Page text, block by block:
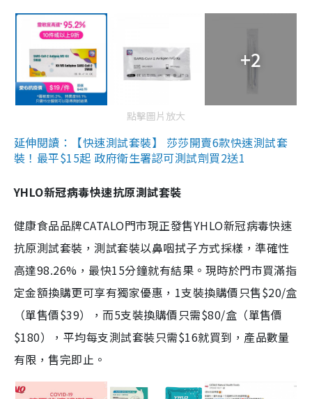
+2
點擊圖片放大
延伸閱讀：【快速測試套裝】 莎莎開賣6款快速測試套
裝！最平$15起 政府衛生署認可測試劑買2送1
YHLO新冠病毒快速抗原測試套裝
健康食品品牌CATALO門市現正發售YHLO新冠病毒快速
抗原測試套裝，測試套裝以鼻咽拭子方式採樣，準確性
高達98.26%，最快15分鐘就有結果。現時於門市買滿指
定金額換購更可享有獨家優惠，1支裝換購價只售$20/盒
（單售價$39），而5支裝換購價只需$80/盒（單售價
$180），平均每支測試套裝只需$16就買到，產品數量
有限，售完即止。